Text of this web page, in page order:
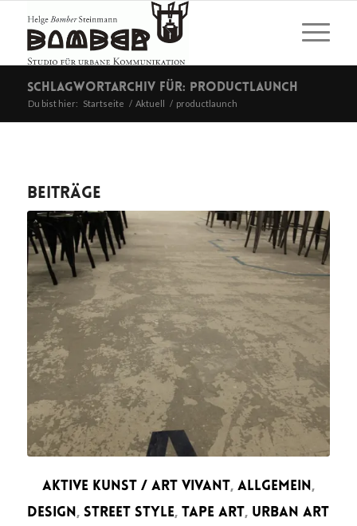
Schlagwortarchiv für: productlaunch
Du bist hier: Startseite / Aktuell / productlaunch
Beiträge
AKTIVE KUNST / ART VIVANT, ALLGEMEIN,
DESIGN, STREET STYLE,TAPE ART, URBAN ART